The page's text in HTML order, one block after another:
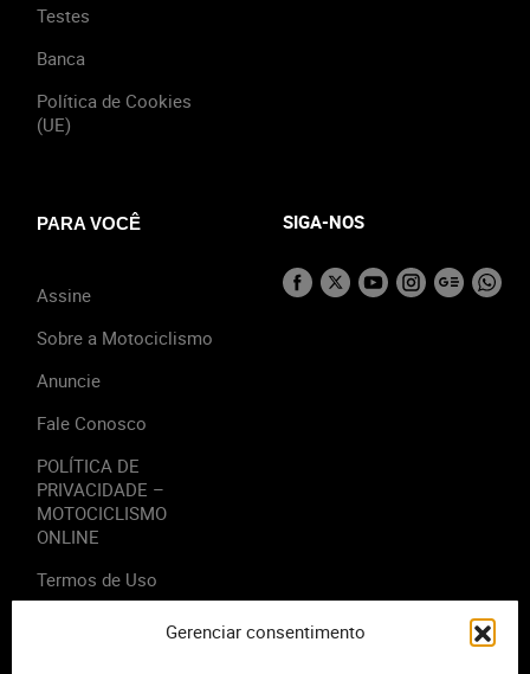
Gerenciar consentimento
Testes
Banca
Política de Cookies
(UE)
PARA VOCÊ
Assine
Sobre a Motociclismo
Anuncie
Fale Conosco
POLÍTICA DE
PRIVACIDADE –
MOTOCICLISMO
ONLINE
Termos de Uso
SIGA-NOS